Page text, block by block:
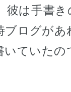
彼は手書
ブログがあ
いていたの